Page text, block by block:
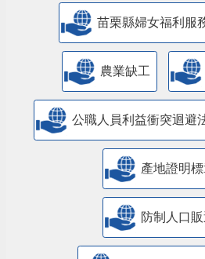
兒童權利公約
苗栗縣婦女福利服
農業缺工
公職人員利益衝突迴避
產地證明
防制人口